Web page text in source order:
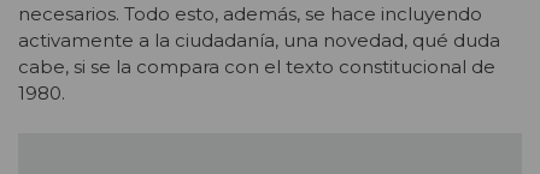
necesarios. Todo esto, además, se hace incluyendo
activamente a la ciudadanía, una novedad, qué duda
cabe, si se la compara con el texto constitucional de
1980.